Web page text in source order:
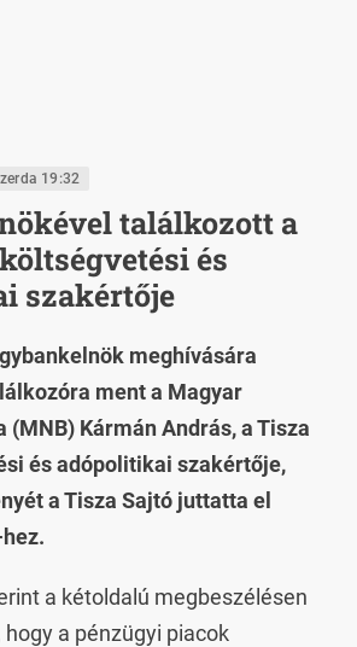
19:32
találkozott a
és
szakértője
meghívására
ment a Magyar
(MNB) Kármán András, a Tisza
és adópolitikai szakértője,
a Tisza Sajtó juttatta el
a kétoldalú megbeszélésen
a pénzügyi piacok